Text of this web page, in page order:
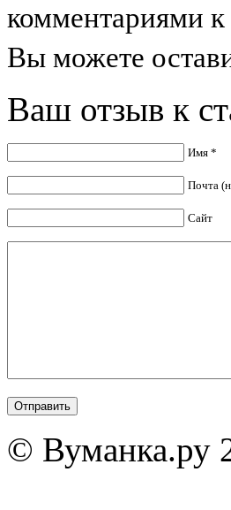
комментариями
Вы можете
Ваш отзыв к
Имя *
Почта
Сайт
© Вуманка.ру